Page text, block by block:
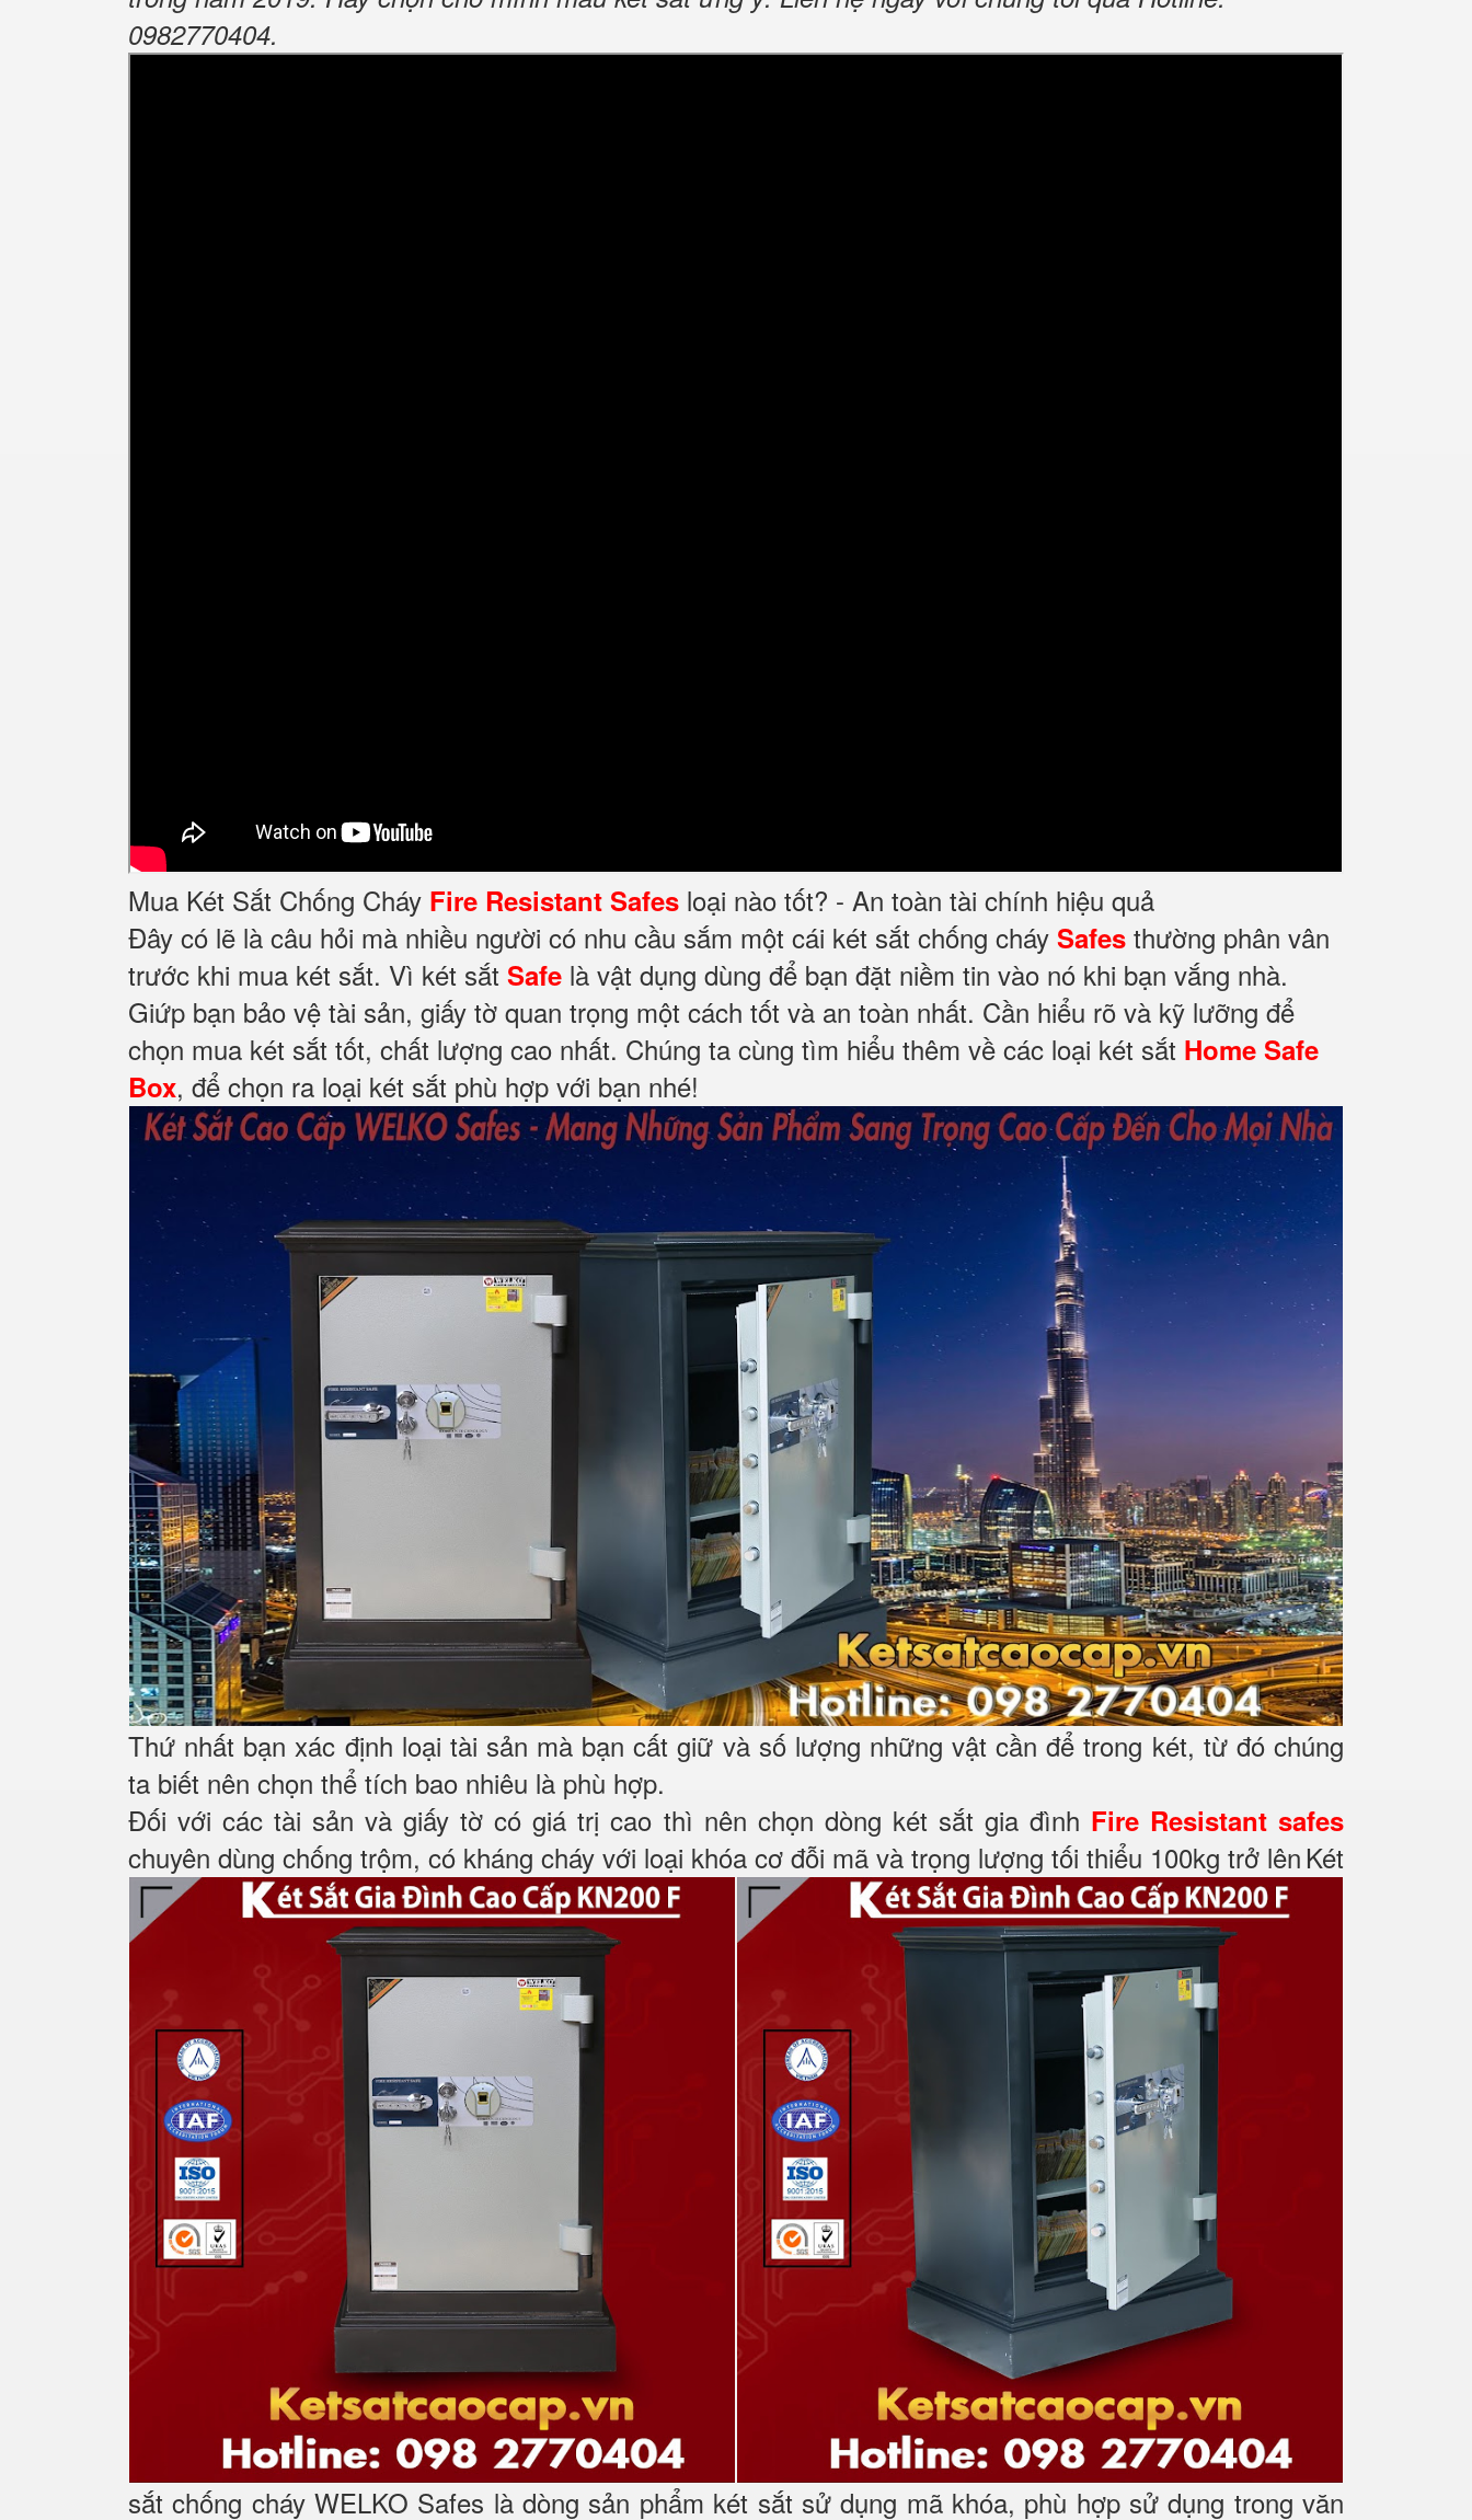
0982770404.
Mua Két Sắt Chống Cháy Fire Resistant Safes loại nào tốt? - An toàn tài chính hiệu quả
Đây có lẽ là câu hỏi mà nhiều người có nhu cầu sắm một cái két sắt chống cháy Safes thường phân vân
trước khi mua két sắt. Vì két sắt Safe là vật dụng dùng để bạn đặt niềm tin vào nó khi bạn vắng nhà.
Giứp bạn bảo vệ tài sản, giấy tờ quan trọng một cách tốt và an toàn nhất. Cần hiểu rõ và kỹ lưỡng để
chọn mua két sắt tốt, chất lượng cao nhất. Chúng ta cùng tìm hiểu thêm về các loại két sắt Home Safe
Box, để chọn ra loại két sắt phù hợp với bạn nhé!
Thứ nhất bạn xác định loại tài sản mà bạn cất giữ và số lượng những vật cần để trong két, từ đó chúng
ta biết nên chọn thể tích bao nhiêu là phù hợp.
Đối với các tài sản và giấy tờ có giá trị cao thì nên chọn dòng két sắt gia đình Fire Resistant safes
chuyên dùng chống trộm, có kháng cháy với loại khóa cơ đỗi mã và trọng lượng tối thiểu 100kg trở lên Két
sắt chống cháy WELKO Safes là dòng sản phẩm két sắt sử dụng mã khóa, phù hợp sử dụng trong văn